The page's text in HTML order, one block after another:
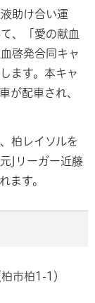
助け合い運
、「愛の献血
啓発合同キャ
ます。本キャ
が配車され、
柏レイソルを
Jリーガー近藤
ます。
市柏1-1）